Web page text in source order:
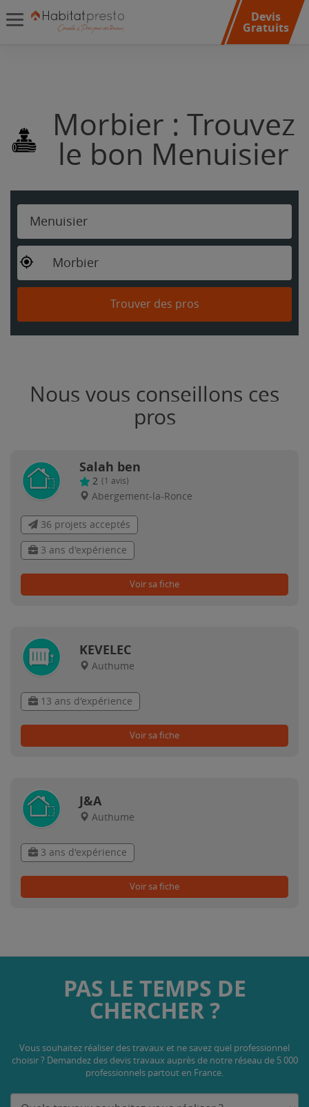
Devis
Gratuits
Morbier : Trouvez
le bon Menuisier
Menuisier
Morbier
Trouver des pros
Nous vous conseillons ces
pros
Salah ben
2 (1 avis)
Abergement-la-Ronce
36 projets acceptés
3 ans d'expérience
Voir sa fiche
KEVELEC
Authume
13 ans d'expérience
Voir sa fiche
J&A
Authume
3 ans d'expérience
Voir sa fiche
PAS LE TEMPS DE
CHERCHER ?
Vous souhaitez réaliser des travaux et ne savez quel professionnel
choisir ? Demandez des devis travaux auprès de notre réseau de 5 000
professionnels partout en France.